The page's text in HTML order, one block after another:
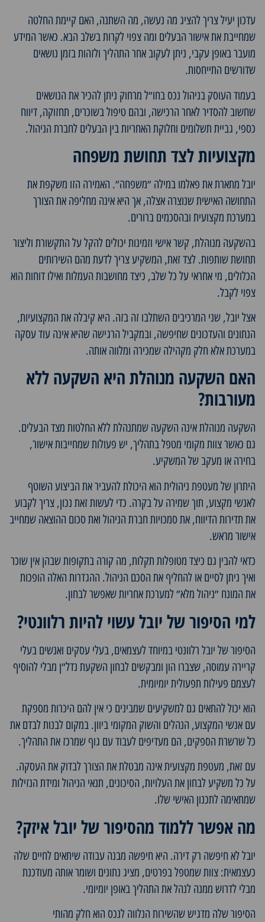
עדכון יעיל צריך להציג מה נעשה, מה השתנה, האם קיימת החלטה
שמחייבת את אישור הבעלים ומה צפוי לקרות בשלב הבא. כאשר המידע
מועבר באופן עקבי, ניתן לעקוב אחר התהליך ולזהות בזמן נושאים
שדורשים התייחסות.
בעמוד העוסק בניהול נכס בחו״ל מרחוק ניתן להכיר את הנושאים
שחשוב להסדיר לאחר הרכישה, ובהם טיפול בשוכרים, תחזוקה, דיווח
כספי, גביית תשלומים וחלוקת האחריות בין הבעלים לחברת הניהול.
מקצועיות לצד תחושת משפחה
יובל מתארת את פאלמו במילה ״משפחה״. האמירה הזו משקפת את
התחושה האישית שנוצרה אצלה, אך היא אינה מחליפה את הצורך
במערכת מקצועית ובהסכמים ברורים.
בהשקעה מנוהלת, קשר אישי וזמינות יכולים להקל על התקשורת וליצור
תחושת שותפות. לצד זאת, המשקיע צריך לדעת מהם השירותים
הכלולים, מי אחראי על כל שלב, כיצד מחושבות העמלות ואילו דוחות הוא
צפוי לקבל.
אצל יובל, שני המרכיבים השתלבו זה בזה. היא קיבלה את המקצועיות,
הנתונים והעדכונים שחיפשה, ובמקביל הרגישה שהיא אינה עוד עסקה
במערכת אלא חלק מקהילה שמכירה ומלווה אותה.
האם השקעה מנוהלת היא השקעה ללא
מעורבות?
השקעה מנוהלת אינה השקעה שמתנהלת ללא החלטות מצד הבעלים.
גם כאשר צוות מקומי מטפל בתהליך, יש פעולות שמחייבות אישור,
בחירה או מעקב של המשקיע.
היתרון של מעטפת ניהולית הוא היכולת להעביר את הביצוע השוטף
לאנשי מקצוע, תוך שמירה על בקרה. כדי לעשות זאת נכון, צריך לקבוע
את תדירות הדיווח, את סמכויות חברת הניהול ואת סכום ההוצאה שמחייב
אישור מראש.
כדאי להבין גם כיצד מטופלות תקלות, מה קורה בתקופות שבהן אין שוכר
ואיך ניתן לסיים או להחליף את הסכם הניהול. ההגדרות האלה הופכות
את המונח ״ניהול מלא״ למערכת אחריות שאפשר לבחון.
למי הסיפור של יובל עשוי להיות רלוונטי?
הסיפור של יובל רלוונטי במיוחד לעצמאים, בעלי עסקים ואנשים בעלי
קריירה עמוסה, שצברו הון ומבקשים לבחון השקעת נדל״ן מבלי להוסיף
לעצמם פעילות תפעולית יומיומית.
הוא יכול להתאים גם למשקיעים שמבינים כי אין להם היכרות מספקת
עם אנשי המקצוע, הנהלים והשוק המקומי ביוון. במקום לבנות לבדם את
כל שרשרת הספקים, הם מעדיפים לעבוד עם גוף שמרכז את התהליך.
עם זאת, מעטפת מקצועית אינה מבטלת את הצורך לבדוק את העסקה.
על כל משקיע לבחון את העלויות, הסיכונים, תנאי הניהול ומידת הנזילות
שמתאימה לתכנון האישי שלו.
מה אפשר ללמוד מהסיפור של יובל איזק?
יובל לא חיפשה רק דירה. היא חיפשה מבנה עבודה שיתאים לחיים שלה
כעצמאית: צוות שמטפל בפרטים, מציג נתונים ושומר אותה מעודכנת
מבלי לדרוש ממנה לנהל את התהליך באופן יומיומי.
הסיפור שלה מדגיש שהשירות הנלווה לנכס הוא חלק מהותי